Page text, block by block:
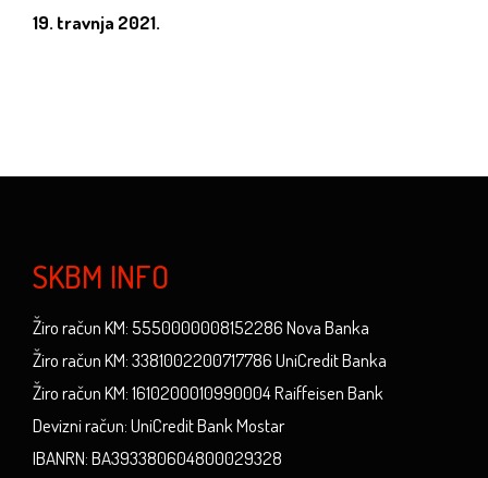
19. travnja 2021.
SKBM INFO
Žiro račun KM: 5550000008152286 Nova Banka
Žiro račun KM: 3381002200717786 UniCredit Banka
Žiro račun KM: 1610200010990004 Raiffeisen Bank
Devizni račun: UniCredit Bank Mostar
IBANRN: BA393380604800029328